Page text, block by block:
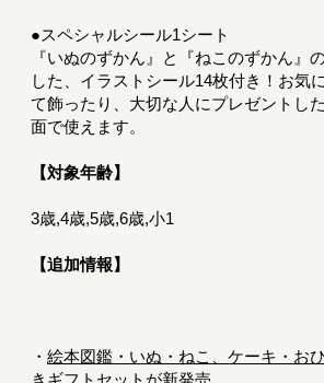
●スペシャルシール1シート
『いぬのずかん』と『ねこのずかん』
した、イラストシール14枚付き！お気
て飾ったり、大切な人にプレゼントし
面で使えます。
【対象年齢】
3歳,4歳,5歳,6歳,小1
【追加情報】
・絵本図鑑・いぬ・ねこ、ケーキ・お